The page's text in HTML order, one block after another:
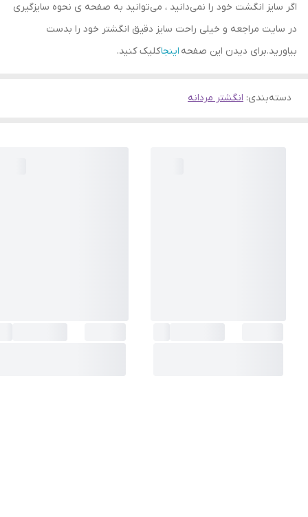
اگر سایز انگشت خود را نمی‌دانید ، می‌توانید به صفحه ی نحوه سایزگیری
در سایت مراجعه و خیلی راحت سایز دقیق انگشتر خود را بدست
بیاورید.برای دیدن این صفحه اینجاکلیک کنید.
دسته‌بندی: انگشتر مردانه